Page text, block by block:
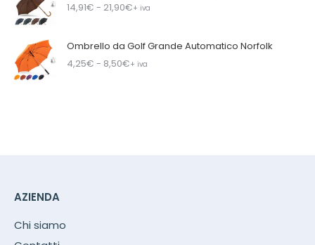
14,91€ - 21,90€+ iva
Ombrello da Golf Grande Automatico Norfolk
4,25€ - 8,50€+ iva
AZIENDA
Chi siamo